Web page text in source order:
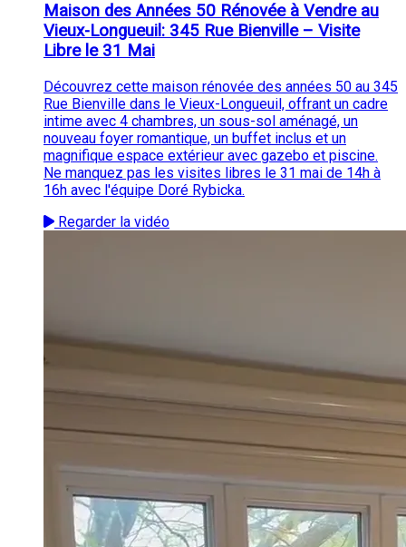
Maison des Années 50 Rénovée à Vendre au
Vieux-Longueuil: 345 Rue Bienville – Visite
Libre le 31 Mai
Découvrez cette maison rénovée des années 50 au 345
Rue Bienville dans le Vieux-Longueuil, offrant un cadre
intime avec 4 chambres, un sous-sol aménagé, un
nouveau foyer romantique, un buffet inclus et un
magnifique espace extérieur avec gazebo et piscine.
Ne manquez pas les visites libres le 31 mai de 14h à
16h avec l'équipe Doré Rybicka.
Regarder la vidéo